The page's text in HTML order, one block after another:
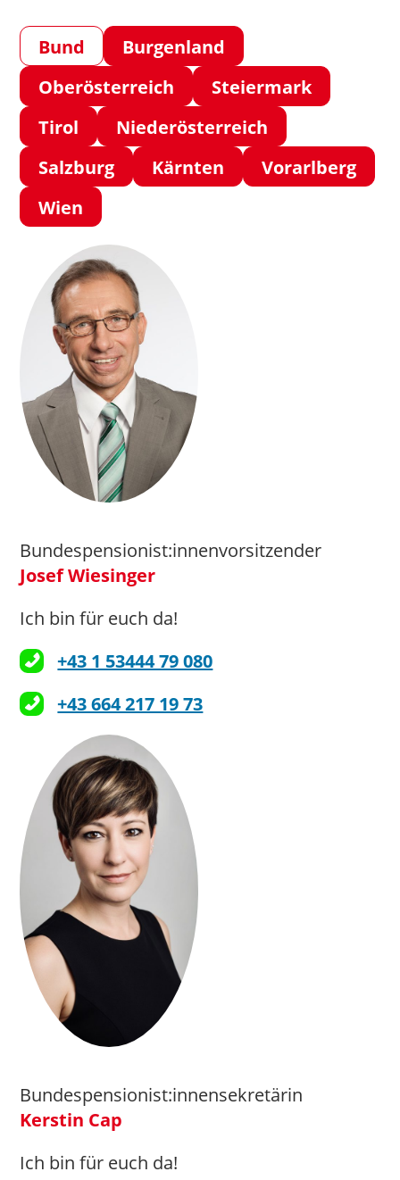
Bund
Burgenland
Oberösterreich
Steiermark
Tirol
Niederösterreich
Salzburg
Kärnten
Vorarlberg
Wien
Bundespensionist:innenvorsitzender
Josef Wiesinger
Ich bin für euch da!
+43 1 53444 79 080
+43 664 217 19 73
Bundespensionist:innensekretärin
Kerstin Cap
Ich bin für euch da!